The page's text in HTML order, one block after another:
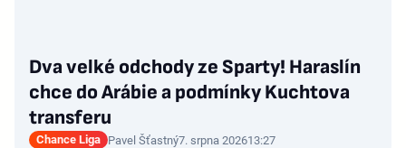
Dva velké odchody ze Sparty! Haraslín
chce do Arábie a podmínky Kuchtova
transferu
Chance Liga Pavel Šťastný7. srpna 202613:27